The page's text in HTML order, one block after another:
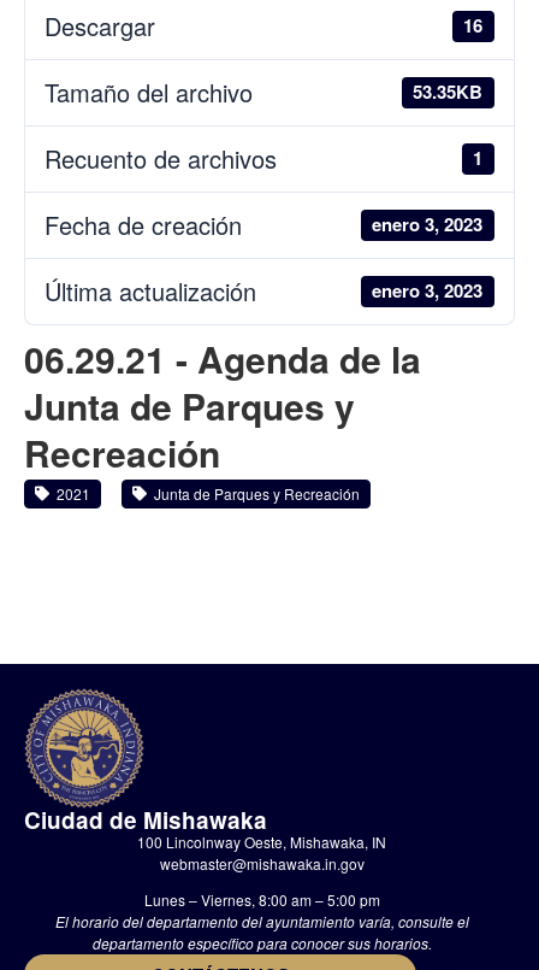
Descargar 16
Tamaño del archivo 53.35KB
Recuento de archivos 1
Fecha de creación enero 3, 2023
Última actualización enero 3, 2023
06.29.21 - Agenda de la
Junta de Parques y
Recreación
2021 Junta de Parques y Recreación
Ciudad de Mishawaka
100 Lincolnway Oeste, Mishawaka, IN
webmaster@mishawaka.in.gov
Lunes – Viernes, 8:00 am – 5:00 pm
El horario del departamento del ayuntamiento varía, consulte el
departamento específico para conocer sus horarios.